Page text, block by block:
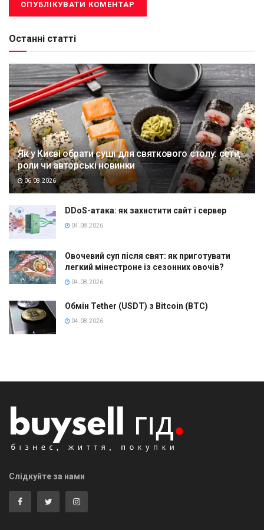
Останні статті
Як у Києві обрати суші для святкового столу: сети,
роли чи авторські новинки
06.08.2026
DDoS-атака: як захистити сайт і сервер
04.08.2026
Овочевий суп після свят: як приготувати
легкий мінестроне із сезонних овочів?
04.08.2026
Обмін Tether (USDT) з Bitcoin (BTC)
04.08.2026
Слідкуйте за нами